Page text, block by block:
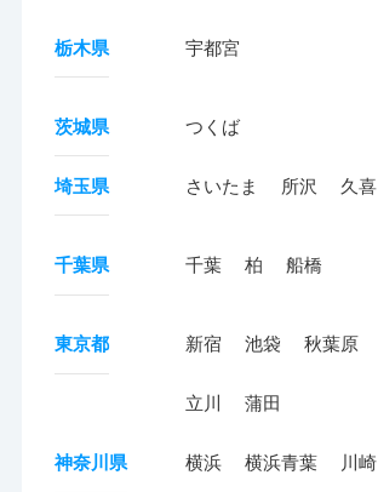
栃木県 宇都宮
茨城県 つくば
埼玉県 さいたま 所沢 久喜
千葉県 千葉 柏 船橋
東京都 新宿 池袋 秋葉原
立川 蒲田
神奈川県 横浜 横浜青葉 川崎